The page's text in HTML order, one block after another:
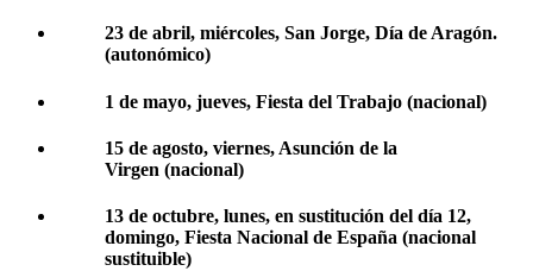
23 de abril, miércoles, San Jorge, Día de Aragón.
(autonómico)
1 de mayo, jueves, Fiesta del Trabajo (nacional)
15 de agosto, viernes, Asunción de la
Virgen (nacional)
13 de octubre, lunes, en sustitución del día 12,
domingo, Fiesta Nacional de España (nacional
sustituible)